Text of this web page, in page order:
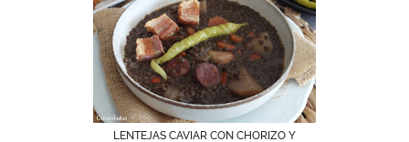
LENTEJAS CAVIAR CON CHORIZO Y